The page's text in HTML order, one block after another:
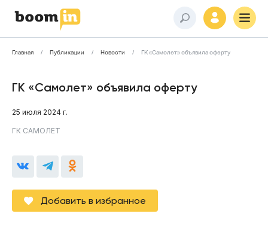
Главная Публикации Новости ГК «Самолет» объявила оферту
ГК «Самолет» объявила оферту
25 июля 2024 г.
ГК САМОЛЕТ
Добавить в избранное